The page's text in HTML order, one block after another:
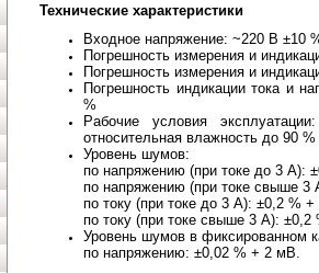
Технические характеристики
Входное напряжение: ~220 В ±10
Погрешность измерения и
Погрешность измерения и
Погрешность индикации тока и
%
Рабочие условия
относительная влажность до 90 %
Уровень шумов:
по напряжению (при токе до 3 А):
по напряжению (при токе свыше
по току (при токе до 3 А): ±0,2 %
по току (при токе cвыше 3 А):
Уровень шумов в фиксированном
по напряжению: ±0,02 % + 2 мВ.